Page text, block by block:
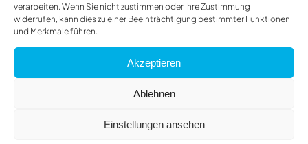
verarbeiten. Wenn Sie nicht zustimmen oder Ihre Zustimmung
widerrufen, kann dies zu einer Beeinträchtigung bestimmter Funktionen
und Merkmale führen.
Akzeptieren
Ablehnen
Einstellungen ansehen